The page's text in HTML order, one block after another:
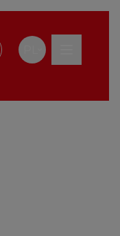
Wpisz, czego szukasz